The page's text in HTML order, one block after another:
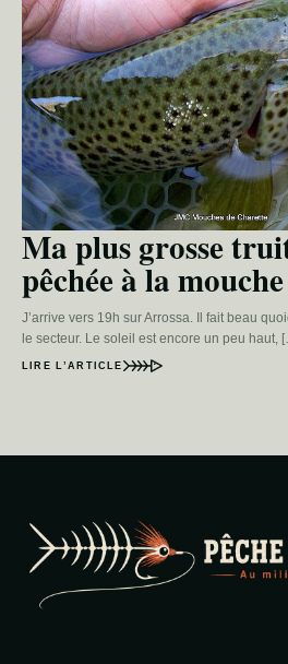
Ma plus grosse
pêchée à la
J’arrive vers 19h sur Arrossa. Il fait beau
le secteur. Le soleil est encore un peu haut,
LIRE L’ARTICLE